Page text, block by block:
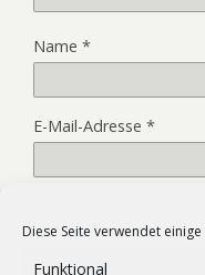
Diese Seite verwendet
Funktional
Name *
E-Mail-Adresse *